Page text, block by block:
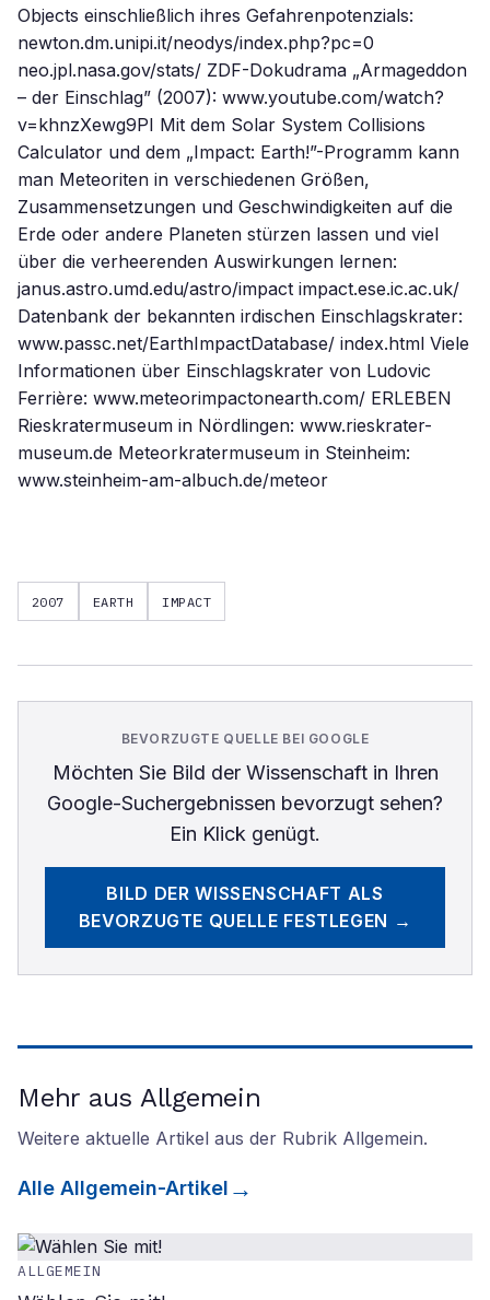
Objects einschließlich ihres Gefahrenpotenzials:
newton.dm.unipi.it/neodys/index.php?pc=0
neo.jpl.nasa.gov/stats/ ZDF-Dokudrama „Armageddon
– der Einschlag” (2007): www.youtube.com/watch?
v=khnzXewg9PI Mit dem Solar System Collisions
Calculator und dem „Impact: Earth!”-Programm kann
man Meteoriten in verschiedenen Größen,
Zusammensetzungen und Geschwindigkeiten auf die
Erde oder andere Planeten stürzen lassen und viel
über die verheerenden Auswirkungen lernen:
janus.astro.umd.edu/astro/impact impact.ese.ic.ac.uk/
Datenbank der bekannten irdischen Einschlagskrater:
www.passc.net/EarthImpactDatabase/ index.html Viele
Informationen über Einschlagskrater von Ludovic
Ferrière: www.meteorimpactonearth.com/ ERLEBEN
Rieskratermuseum in Nördlingen: www.rieskrater-
museum.de Meteorkratermuseum in Steinheim:
www.steinheim-am-albuch.de/meteor
2007 EARTH IMPACT
BEVORZUGTE QUELLE BEI GOOGLE
Möchten Sie Bild der Wissenschaftin Ihren
Google-Suchergebnissen bevorzugt sehen?
Ein Klick genügt.
BILD DER WISSENSCHAFT ALS
BEVORZUGTE QUELLE FESTLEGEN →
Mehr aus Allgemein
Weitere aktuelle Artikel aus der Rubrik Allgemein.
Alle Allgemein-Artikel
ALLGEMEIN